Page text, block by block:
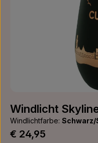
Windlicht
Windlichtfarbe: Schwarz/
Regulärer Preis:
€ 24,95